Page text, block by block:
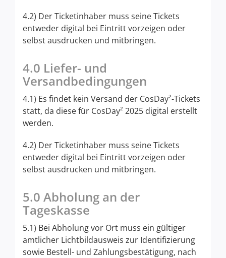
4.2) Der Ticketinhaber muss seine Tickets
entweder digital bei Eintritt vorzeigen oder
selbst ausdrucken und mitbringen.
4.0 Liefer- und
Versandbedingungen
4.1) Es findet kein Versand der CosDay²-Tickets
statt, da diese für CosDay² 2025 digital erstellt
werden.
4.2) Der Ticketinhaber muss seine Tickets
entweder digital bei Eintritt vorzeigen oder
selbst ausdrucken und mitbringen.
5.0 Abholung an der
Tageskasse
5.1) Bei Abholung vor Ort muss ein gültiger
amtlicher Lichtbildausweis zur Identifizierung
sowie Bestell- und Zahlungsbestätigung, nach